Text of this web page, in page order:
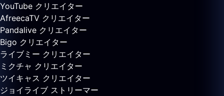
YouTube クリエイター
AfreecaTV クリエイター
Pandalive クリエイター
Bigo クリエイター
ライブミー クリエイター
ミクチャ クリエイター
ツイキャス クリエイター
ジョイライブ ストリーマー